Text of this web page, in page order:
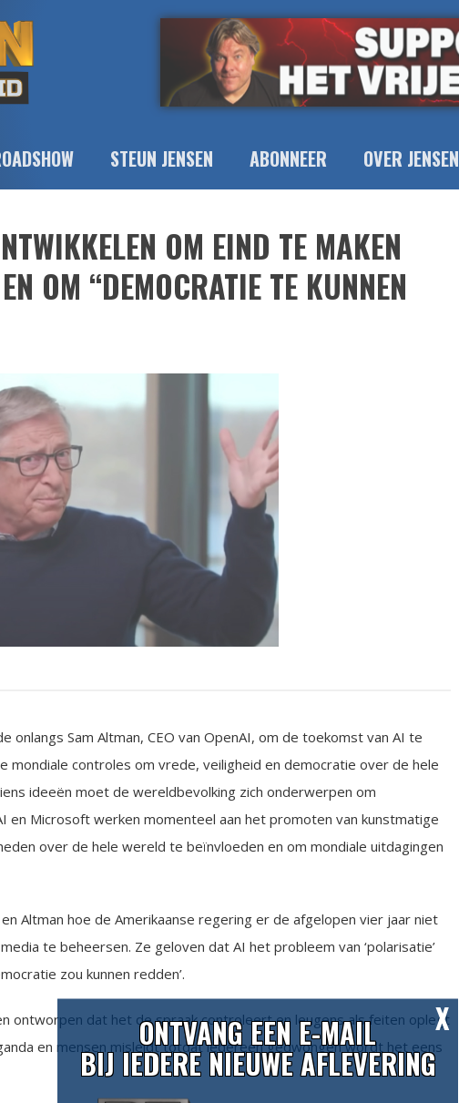
STEUN JENSEN ABONNEER OVER JENSEN
OM EIND TE MAKEN
OM “DEMOCRATIE TE KUNNEN
Sam Altman, CEO van OpenAI, om de toekomst van AI te
mondiale controles om vrede, veiligheid en democratie over de hele
ideeën moet de wereldbevolking zich onderwerpen om
en Microsoft werken momenteel aan het promoten van kunstmatige
over de hele wereld te beïnvloeden en om mondiale uitdagingen
Altman hoe de Amerikaanse regering er de afgelopen vier jaar niet
te beheersen. Ze geloven dat AI het probleem van ‘polarisatie’
zou kunnen redden’.
ontworpen dat het de spraak controleert en leugens als feiten oplegt
en mensen misleidt totdat iedereen gedwongen wordt het eens
X
ONTVANG EEN E-MAIL
BIJ IEDERE NIEUWE AFLEVERING